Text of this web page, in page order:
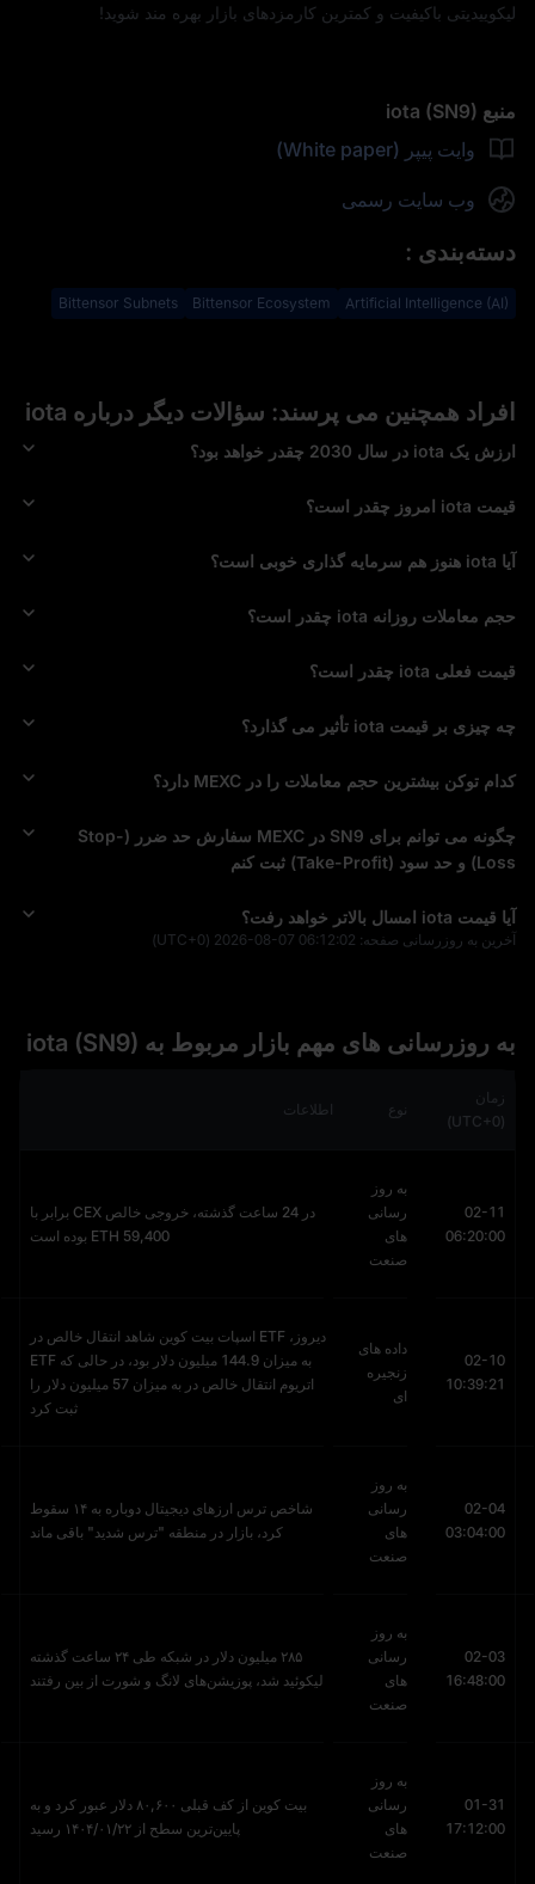
لیکوییدیتی باکیفیت و کمترین کارمزدهای بازار بهره‌ مند شوید!
منبع iota (SN9)
وایت پیپر (White paper)
وب سایت رسمی
دسته‌بندی :
Artificial Intelligence (AI)
Bittensor Ecosystem
Bittensor Subnets
افراد همچنین می پرسند: سؤالات دیگر درباره iota
ارزش یک iota در سال 2030 چقدر خواهد بود؟
قیمت iota امروز چقدر است؟
آیا iota هنوز هم سرمایه‌ گذاری خوبی است؟
حجم معاملات روزانه iota چقدر است؟
قیمت فعلی iota چقدر است؟
چه چیزی بر قیمت iota تأثیر می‌ گذارد؟
کدام توکن بیشترین حجم معاملات را در MEXC دارد؟
چگونه می‌ توانم برای SN9 در MEXC سفارش حد ضرر (Stop-
Loss) و حد سود (Take-Profit) ثبت کنم
آیا قیمت iota امسال بالاتر خواهد رفت؟
آخرین به‌ روزرسانی صفحه: 2026-08-07 06:12:02
(UTC+0)
به‌ روزرسانی‌ های مهم بازار مربوط به iota (SN9)
زمان
(UTC+0)
نوع اطلاعات
02-11
06:20:00
به روز
رسانی
های
صنعت
در 24 ساعت گذشته، خروجی خالص CEX برابر با
59,400 ETH بوده است
02-10
10:39:21
داده های
زنجیره
ای
دیروز، ETF اسپات بیت کوین شاهد انتقال خالص در
به میزان 144.9 میلیون دلار بود، در حالی که ETF
اتریوم انتقال خالص در به میزان 57 میلیون دلار را
ثبت کرد
02-04
03:04:00
به روز
رسانی
های
صنعت
شاخص ترس ارزهای دیجیتال دوباره به ۱۴ سقوط
کرد، بازار در منطقه "ترس شدید" باقی ماند
02-03
16:48:00
به روز
رسانی
های
صنعت
۲۸۵ میلیون دلار در شبکه طی ۲۴ ساعت گذشته
لیکوئید شد، پوزیشن‌های لانگ و شورت از بین رفتند
01-31
17:12:00
به روز
رسانی
های
صنعت
بیت کوین از کف قبلی ۸۰,۶۰۰ دلار عبور کرد و به
پایین‌ترین سطح از ۱۴۰۴/۰۱/۲۲ رسید